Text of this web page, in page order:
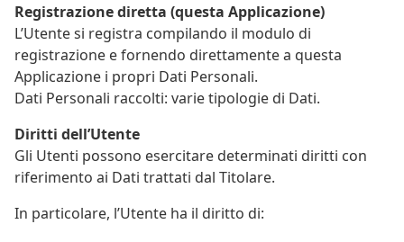
Registrazione diretta (questa Applicazione)
L’Utente si registra compilando il modulo di
registrazione e fornendo direttamente a questa
Applicazione i propri Dati Personali.
Dati Personali raccolti: varie tipologie di Dati.
Diritti dell’Utente
Gli Utenti possono esercitare determinati diritti con
riferimento ai Dati trattati dal Titolare.
In particolare, l’Utente ha il diritto di: